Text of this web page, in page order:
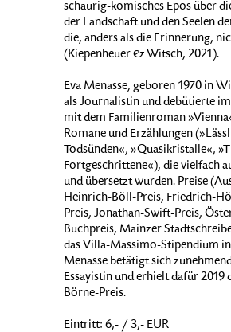
schaurig-komisches Epos über
der Landschaft und den Seelen
die, anders als die Erinnerung,
(Kiepenheuer & Witsch, 2021).
Eva Menasse, geboren 1970 in
als Journalistin und debütierte
mit dem Familienroman
Romane und Erzählungen
Todsünden«, »Quasikristalle«,
Fortgeschrittene«), die vielfach
und übersetzt wurden. Preise
Heinrich-Böll-Preis, Friedrich-
Preis, Jonathan-Swift-Preis,
Buchpreis, Mainzer
das Villa-Massimo-Stipendium in
Menasse betätigt sich
Essayistin und erhielt dafür 2019
Börne-Preis.
Eintritt: 6,- / 3,- EUR